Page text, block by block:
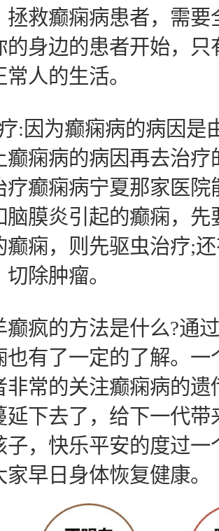
拯救癫痫病患者，需
的身边的患者开始，
人的生活。
:因为癫痫病的病因是
癫痫病的病因再去治
疗癫痫病宁夏那家医
脑膜炎引起的癫痫，
癫痫，则先驱虫治疗;
除肿瘤。
癫疯的方法是什么?通
也有了一定的了解。
非常的关注癫痫病的
延下去了，给下一代
子，快乐平安的度过
早日身体恢复健康。